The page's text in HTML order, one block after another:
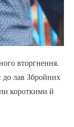
вторгнення.
до лав Збройних
короткими й